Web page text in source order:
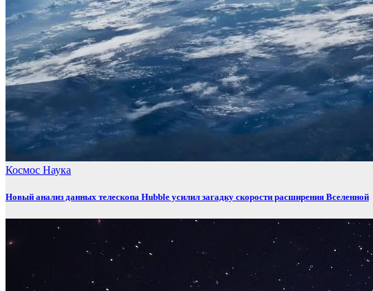
Космос Наука
Новый анализ данных телескопа Hubble усилил загадку скорости расширения Вселенной